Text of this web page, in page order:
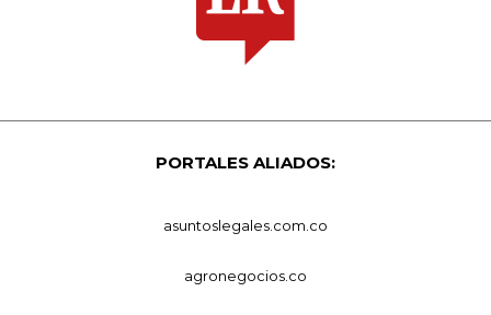
PORTALES ALIADOS:
asuntoslegales.com.co
agronegocios.co